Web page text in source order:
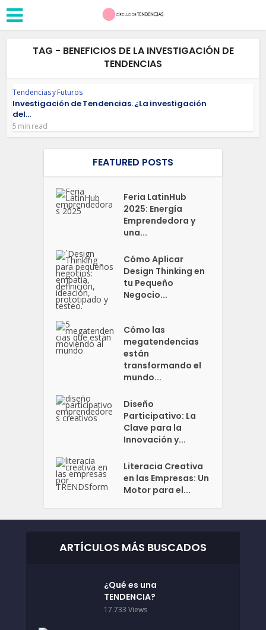
TAG - BENEFICIOS DE LA INVESTIGACIÓN DE
TENDENCIAS
Tendencias y Futuros
Investigación de Tendencias. ¿La investigación
del...
5 min read
FEATURED POSTS
Feria LatinHub
2025: Energía
Emprendedora y
una...
Cómo Aplicar
Design Thinking en
tu Pequeño
Negocio...
Cómo las
megatendencias
están
transformando el
mundo...
Diseño
Participativo: La
Clave para la
Innovación y...
Literacia Creativa
en las Empresas: Un
Motor para el...
ARTÍCULOS MÁS BUSCADOS
¿Qué es una
TENDENCIA?
17.733 Views